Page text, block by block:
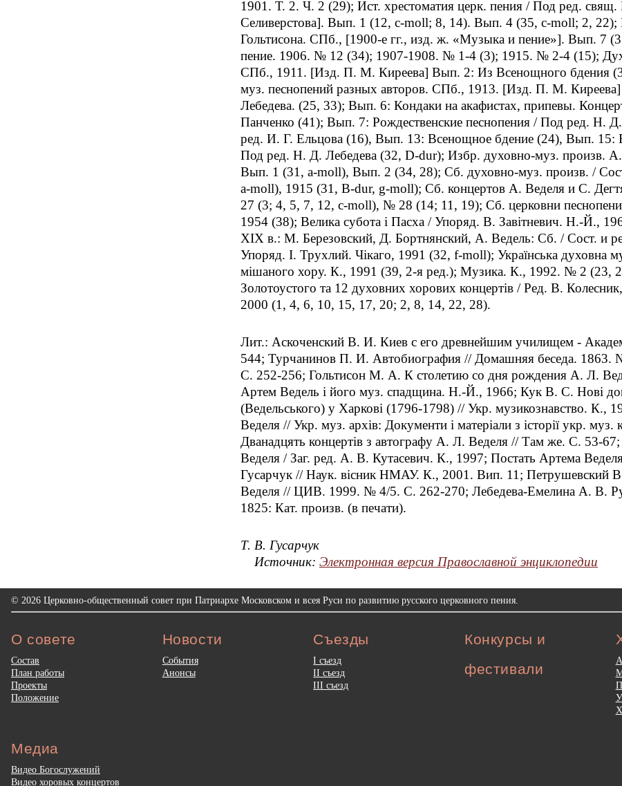
1901. Т. 2. Ч. 2 (29); Ист. хрестоматия церк. пения / Под ред.
Селиверстова]. Вып. 1 (12, c-moll; 8, 14). Вып. 4 (35, с-moll; 2,
Гольтисона. СПб., [1900-е гг., изд. ж. «Музыка и пение»]. Вып.
пение. 1906. № 12 (34); 1907-1908. № 1-4 (3); 1915. № 2-4 (15);
СПб., 1911. [Изд. П. М. Киреева] Вып. 2: Из Всенощного бдения
муз. песнопений разных авторов. СПб., 1913. [Изд. П. М.
Лебедева. (25, 33); Вып. 6: Кондаки на акафистах, припевы.
Панченко (41); Вып. 7: Рождественские песнопения / Под ред. Н.
ред. И. Г. Ельцова (16), Вып. 13: Всенощное бдение (24), Вып.
Под ред. Н. Д. Лебедева (32, D-dur); Избр. духовно-муз. произв.
Вып. 1 (31, a-moll), Вып. 2 (34, 28); Сб. духовно-муз. произв. /
a-moll), 1915 (31, B-dur, g-moll); Сб. концертов А. Веделя и С.
27 (3; 4, 5, 7, 12, c-moll), № 28 (14; 11, 19); Сб. церковни
1954 (38); Велика субота i Пасха / Упоряд. В. Завiтневич. Н.-Й.,
XIX в.: М. Березовский, Д. Бортнянский, А. Ведель: Сб. / Сост. и
Упоряд. I. Трухлий. Чiкаго, 1991 (32, f-moll); Украïнська духовна
мiшаного хору. К., 1991 (39, 2-я ред.); Музика. К., 1992. № 2 (23,
Золотоустого та 12 духовних хорових концертiв / Ред. В.
2000 (1, 4, 6, 10, 15, 17, 20; 2, 8, 14, 22, 28).
Лит.: Аскоченский В. И. Киев с его древнейшим училищем -
544; Турчанинов П. И. Автобиография // Домашняя беседа.
С. 252-256; Гольтисон М. А. К столетию со дня рождения А. Л.
Артем Ведель i його муз. спадщина. Н.-Й., 1966; Кук В. С. Новi
(Ведельського) у Харковi (1796-1798) // Укр. музикознавство. К.,
Веделя // Укр. муз. архiв: Документи i матерiали з iсторiï укр.
Дванадцять концертiв з автографу А. Л. Веделя // Там же. С. 53-
Веделя / Заг. ред. А. В. Кутасевич. К., 1997; Постать Артема
Гусарчук // Наук. вiсник НМАУ. К., 2001. Вип. 11; Петрушевский
Веделя // ЦИВ. 1999. № 4/5. С. 262-270; Лебедева-Емелина А. В.
1825: Кат. произв. (в печати).
Т. В. Гусарчук
Источник: Электронная версия Православной энциклопедии
© 2026 Церковно-общественный совет при Патриархе Московском и всея Руси по развитию русского церковного пения.
О совете
Состав
План работы
Проекты
Положение
Новости
События
Анонсы
Съезды
I съезд
II съезд
III съезд
Конкурсы и
фестивали
Медиа
Видео Богослужений
Видео хоровых концертов